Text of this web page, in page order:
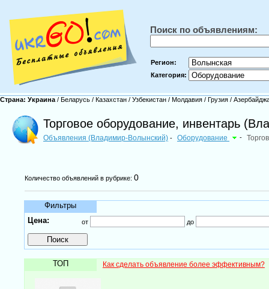
Поиск по объявлениям:
Регион:
Категория:
Страна: Украина / Беларусь / Казахстан / Узбекистан / Молдавия / Грузия /
Торговое оборудование, инвентарь
Объявления (Владимир-Волынский) - Оборудование -
Количество объявлений в рубрике: 0
Фильтры
Цена:
от до
ТОП Как сделать объявление более эффективным?